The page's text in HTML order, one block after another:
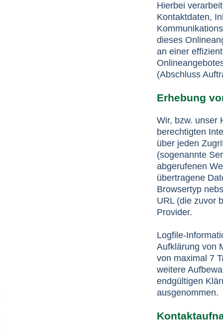
Hierbei
Kontaktdaten,
dieses
an einer
(Abschluss
Erhebung
Wir, bzw. unser
berechtigten
über jeden
(sogenannte
abgerufenen
übertragene
Browsertyp
URL (die zuvor
Provider.
Logfile-
Aufklärung von
von maximal 7
weitere
endgültigen
ausgenommen.